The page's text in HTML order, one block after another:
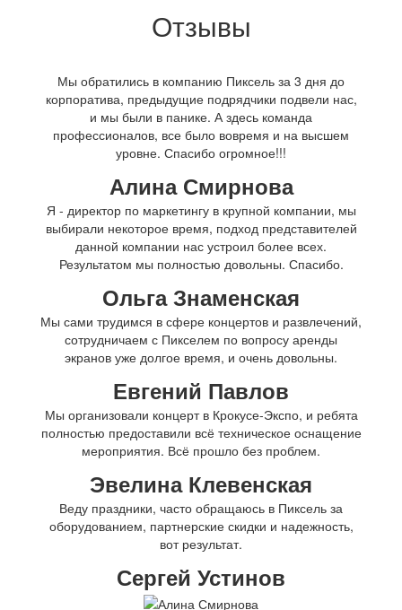
Отзывы
Мы обратились в компанию Пиксель за 3 дня до
корпоратива, предыдущие подрядчики подвели нас,
и мы были в панике. А здесь команда
профессионалов, все было вовремя и на высшем
уровне. Спасибо огромное!!!
Алина Смирнова
Я - директор по маркетингу в крупной компании, мы
выбирали некоторое время, подход представителей
данной компании нас устроил более всех.
Результатом мы полностью довольны. Спасибо.
Ольга Знаменская
Мы сами трудимся в сфере концертов и развлечений,
сотрудничаем с Пикселем по вопросу аренды
экранов уже долгое время, и очень довольны.
Евгений Павлов
Мы организовали концерт в Крокусе-Экспо, и ребята
полностью предоставили всё техническое оснащение
мероприятия. Всё прошло без проблем.
Эвелина Клевенская
Веду праздники, часто обращаюсь в Пиксель за
оборудованием, партнерские скидки и надежность,
вот результат.
Сергей Устинов